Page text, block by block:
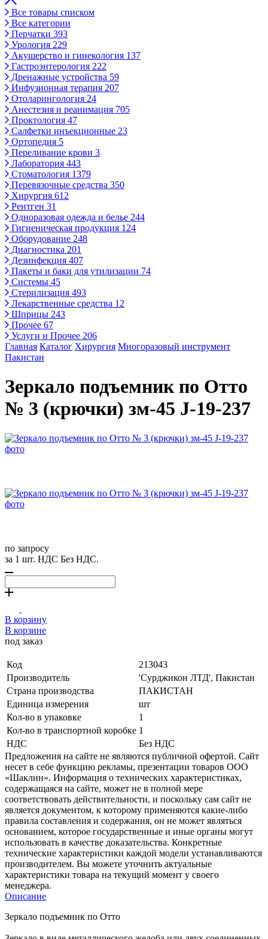
Все товары списком
Все категории
Перчатки 393
Урология 229
Акушерство и гинекология 137
Гастроэнтерология 222
Дренажные устройства 59
Инфузионная терапия 207
Отоларингология 24
Анестезия и реанимация 705
Проктология 47
Салфетки инъекционные 23
Ортопедия 5
Переливание крови 3
Лаборатория 443
Стоматология 1379
Перевязочные средства 350
Хирургия 612
Рентген 31
Одноразовая одежда и белье 244
Гигиеническая продукция 124
Оборудование 248
Диагностика 201
Дезинфекция 407
Пакеты и баки для утилизации 74
Системы 45
Стерилизация 493
Лекарственные средства 12
Шприцы 243
Прочее 67
Услуги и Прочее 206
Главная Каталог Хирургия Многоразовый инструмент
Пакистан
Зеркало подъемник по Отто
№ 3 (крючки) зм-45 J-19-237
по запросу
за 1 шт. НДС Без НДС.
В корзину
В корзине
под заказ
Код
213043
Производитель
'Сурджикон ЛТД', Пакистан
Страна производства
ПАКИСТАН
Единица измерения
шт
Кол-во в упаковке
1
Кол-во в транспортной коробке 1
НДС
Без НДС
Предложения на сайте не являются публичной офертой. Сайт
несет в себе функцию рекламы, презентации товаров ООО
«Шаклин». Информация о технических характеристиках,
содержащаяся на сайте, может не в полной мере
соответствовать действительности, и поскольку сам сайт не
является документом, к которому применяются какие-либо
правила составления и содержания, он не может являться
основанием, которое государственные и иные органы могут
использовать в качестве доказательства. Конкретные
технические характеристики каждой модели устанавливаются
производителем. Вы можете уточнить актуальные
характеристики товара на текущий момент у своего
менеджера.
Описание
Зеркало подъемник по Отто